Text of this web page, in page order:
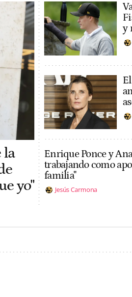
la
yo"
y
Enrique Ponce y
trabajando como
familia"
Jesús Carmona